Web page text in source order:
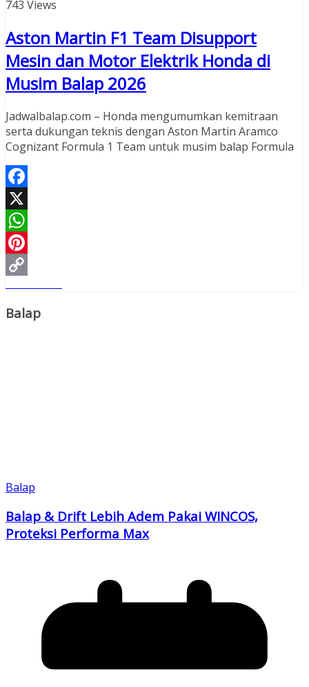
743 Views
Aston Martin F1 Team Disupport
Mesin dan Motor Elektrik Honda di
Musim Balap 2026
Jadwalbalap.com – Honda mengumumkan kemitraan
serta dukungan teknis dengan Aston Martin Aramco
Cognizant Formula 1 Team untuk musim balap Formula
Facebook
X
WhatsApp
Pinterest
Copy
Link
Balap
Balap
Balap & Drift Lebih Adem Pakai WINCOS,
Proteksi Performa Max